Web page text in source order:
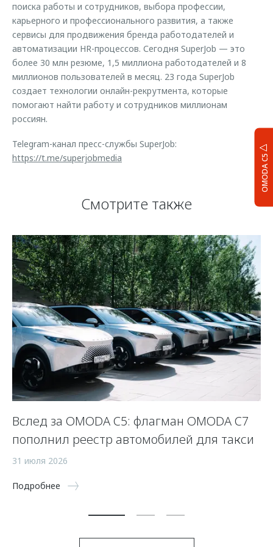
OMODA C5
поиска работы и сотрудников, выбора профессии,
карьерного и профессионального развития, а также
сервисы для продвижения бренда работодателей и
автоматизации HR-процессов. Сегодня SuperJob — это
более 30 млн резюме, 1,5 миллиона работодателей и 8
миллионов пользователей в месяц. 23 года SuperJob
создает технологии онлайн-рекрутмента, которые
помогают найти работу и сотрудников миллионам
россиян.
Telegram-канал пресс-службы SuperJob:
https://t.me/superjobmedia
Смотрите также
Вслед за OMODA C5: флагман OMODA C7
пополнил реестр автомобилей для такси
31 июля 2026
Подробнее